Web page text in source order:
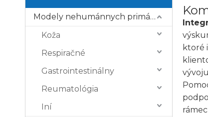
Modely nehumánnych primátov (NHP).
Koža
Respiračné
Gastrointestinálny
Reumatológia
Iní
ktoré